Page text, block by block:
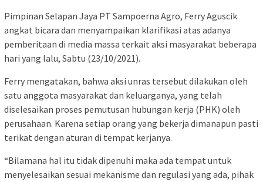
Pimpinan Selapan Jaya PT Sampoerna Agro, Ferry Aguscik
angkat bicara dan menyampaikan klarifikasi atas adanya
pemberitaan di media massa terkait aksi masyarakat beberapa
hari yang lalu, Sabtu (23/10/2021).
Ferry mengatakan, bahwa aksi unras tersebut dilakukan oleh
satu anggota masyarakat dan keluarganya, yang telah
diselesaikan proses pemutusan hubungan kerja (PHK) oleh
perusahaan. Karena setiap orang yang bekerja dimanapun pasti
terikat dengan aturan di tempat kerjanya.
“Bilamana hal itu tidak dipenuhi maka ada tempat untuk
menyelesaikan sesuai mekanisme dan regulasi yang ada, pihak